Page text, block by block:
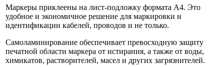
Маркеры приклеены на лист-подложку формата А4. Это
удобное и экономичное решение для маркировки и
идентификации кабелей, проводов и не только.
Самоламинирование обеспечивает превосходную защиту
печатной области маркера от истирания, а также от воды,
химикатов, растворителей, масел и других загрязнителей.